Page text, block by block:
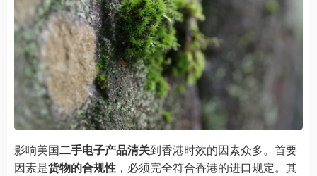
影响美国二手电子产品清关到香港时效的因素众多。首要
因素是货物的合规性 ，必须完全符合香港的进口规定。其